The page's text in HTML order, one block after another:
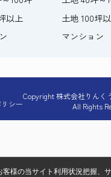
以上
土地 100坪
マンション
シー
Copyright 株式会社りんく
All Rights
客様の当サイト利用状況把握、